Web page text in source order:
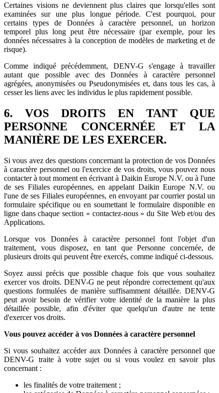
Certaines visions ne deviennent plus claires que lorsqu'elles sont
examinées sur une plus longue période. C'est pourquoi, pour
certains types de Données à caractère personnel, un horizon
temporel plus long peut être nécessaire (par exemple, pour les
données nécessaires à la conception de modèles de marketing et de
risque).
Comme indiqué précédemment, DENV-G s'engage à travailler
autant que possible avec des Données à caractère personnel
agrégées, anonymisées ou Pseudonymisées et, dans tous les cas, à
cesser les liens avec les individus le plus rapidement possible.
6. VOS DROITS EN TANT QUE
PERSONNE CONCERNÉE ET LA
MANIÈRE DE LES EXERCER.
Si vous avez des questions concernant la protection de vos Données
à caractère personnel ou l'exercice de vos droits, vous pouvez nous
contacter à tout moment en écrivant à Daikin Europe N.V. ou à l'une
de ses Filiales européennes, en appelant Daikin Europe N.V. ou
l'une de ses Filiales européennes, en envoyant par courrier postal un
formulaire spécifique ou en soumettant le formulaire disponible en
ligne dans chaque section « contactez-nous » du Site Web et/ou des
Applications.
Lorsque vos Données à caractère personnel font l'objet d'un
traitement, vous disposez, en tant que Personne concernée, de
plusieurs droits qui peuvent être exercés, comme indiqué ci-dessous.
Soyez aussi précis que possible chaque fois que vous souhaitez
exercer vos droits. DENV-G ne peut répondre correctement qu'aux
questions formulées de manière suffisamment détaillée. DENV-G
peut avoir besoin de vérifier votre identité de la manière la plus
détaillée possible, afin d'éviter que quelqu'un d'autre ne tente
d'exercer vos droits.
Vous pouvez accéder à vos Données à caractère personnel
Si vous souhaitez accéder aux Données à caractère personnel que
DENV-G traite à votre sujet ou si vous voulez en savoir plus
concernant :
les finalités de votre traitement ;